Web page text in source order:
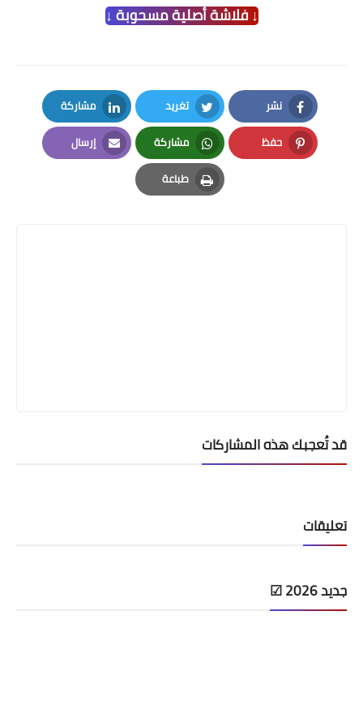
↓ فلاشة أصلية مسحوبة ↓
نشر
Facebook
تغريد
Twitter
مشاركة
LinkedIn
حفظ
Pinterest
مشاركة
Whatsapp
إرسال
Email
طباعة
Print
قد تُعجبك هذه المشاركات
تعليقات
جديد 2026 ☑